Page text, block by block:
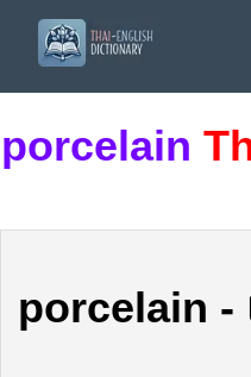
porcelain
porcelain -